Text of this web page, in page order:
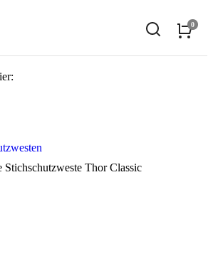
Stichschutzweste Thor Classic